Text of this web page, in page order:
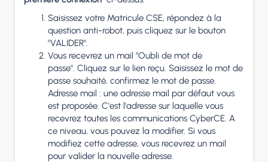
Saisissez votre Matricule CSE, répondez à la
question anti-robot, puis cliquez sur le bouton
"VALIDER".
Vous recevrez un mail "Oubli de mot de
passe". Cliquez sur le lien reçu. Saisissez le mot de
passe souhaité, confirmez le mot de passe.
Adresse mail : une adresse mail par défaut vous
est proposée. C'est l'adresse sur laquelle vous
recevrez toutes les communications CyberCE. A
ce niveau, vous pouvez la modifier. Si vous
modifiez cette adresse, vous recevrez un mail
pour valider la nouvelle adresse.